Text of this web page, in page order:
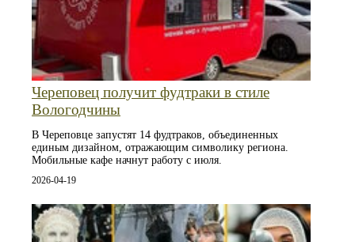
Череповец получит фудтраки в стиле
Вологодчины
В Череповце запустят 14 фудтраков, объединенных
единым дизайном, отражающим символику региона.
Мобильные кафе начнут работу с июля.
2026-04-19